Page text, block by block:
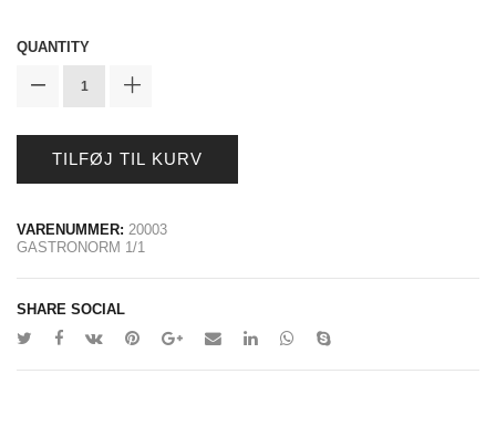
QUANTITY
TILFØJ TIL KURV
VARENUMMER: 20003
GASTRONORM 1/1
SHARE SOCIAL